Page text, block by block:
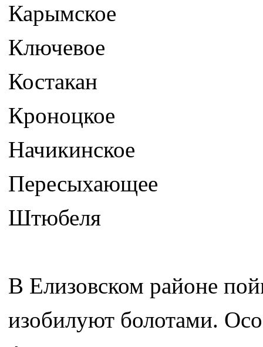
Карымское
Ключевое
Костакан
Кроноцкое
Начикинское
Пересыхающее
Штюбеля
В Елизовском районе
изобилуют болотами.